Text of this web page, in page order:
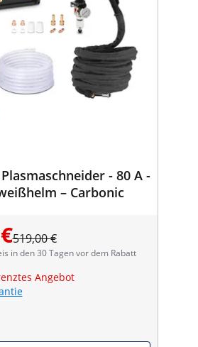
- 80 A -
– Carbonic
519,00 €
in den 30 Tagen vor dem Rabatt
Angebot